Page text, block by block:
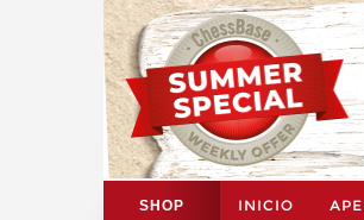
SHOP INICIO